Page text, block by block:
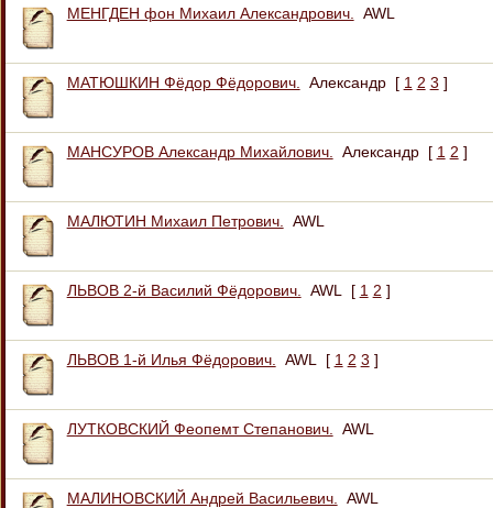
МЕНГДЕН фон Михаил Александрович. AWL
МАТЮШКИН Фёдор Фёдорович. Александр [ 1 2 3 ]
МАНСУРОВ Александр Михайлович. Александр [ 1 2 ]
МАЛЮТИН Михаил Петрович. AWL
ЛЬВОВ 2-й Василий Фёдорович. AWL [ 1 2 ]
ЛЬВОВ 1-й Илья Фёдорович. AWL [ 1 2 3 ]
ЛУТКОВСКИЙ Феопемт Степанович. AWL
МАЛИНОВСКИЙ Андрей Васильевич. AWL